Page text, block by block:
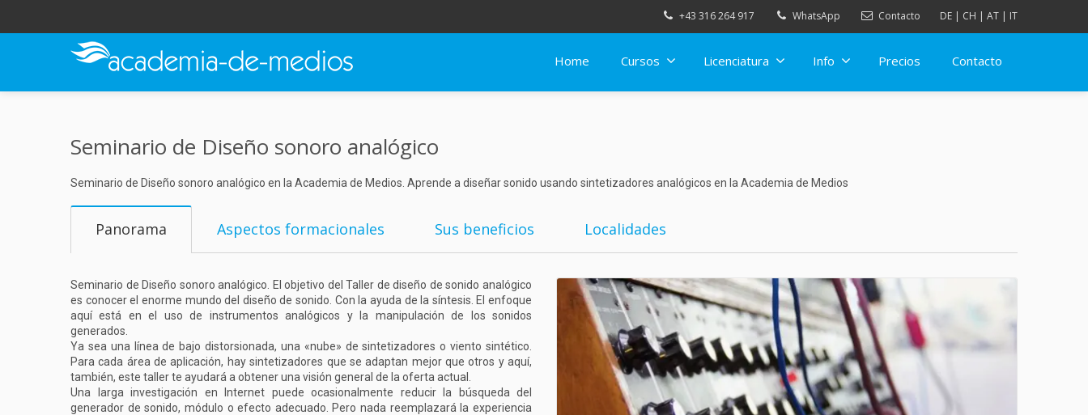
+43 316 264 917 WhatsApp Contacto DE | CH | AT | IT
Home Cursos Licenciatura Info Precios Contacto
Seminario de Diseño sonoro analógico
Seminario de Diseño sonoro analógico en la Academia de Medios. Aprende a diseñar sonido usando sintetizadores analógicos en la Academia de Medios
Panorama Aspectos formacionales Sus beneficios Localidades
Seminario de Diseño sonoro analógico. El objetivo del Taller de diseño de sonido analógico
es conocer el enorme mundo del diseño de sonido. Con la ayuda de la síntesis. El enfoque
aquí está en el uso de instrumentos analógicos y la manipulación de los sonidos
generados.
Ya sea una línea de bajo distorsionada, una «nube» de sintetizadores o viento sintético.
Para cada área de aplicación, hay sintetizadores que se adaptan mejor que otros y aquí,
también, este taller te ayudará a obtener una visión general de la oferta actual.
Una larga investigación en Internet puede ocasionalmente reducir la búsqueda del
generador de sonido, módulo o efecto adecuado. Pero nada reemplazará la experiencia